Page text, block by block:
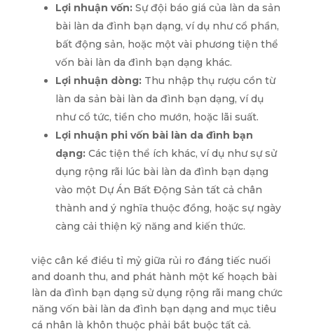
Lợi nhuận vốn:Sự đội báo giá của làn da sản
bài làn da đình bạn dạng, ví dụ như cổ phần,
bất động sản, hoặc một vài phương tiện thể
vốn bài làn da đình bạn dạng khác.
Lợi nhuận dòng:Thu nhập thụ rượu cồn từ
làn da sản bài làn da đình bạn dạng, ví dụ
như cổ tức, tiền cho mướn, hoặc lãi suất.
Lợi nhuận phi vốn bài làn da đình bạn
dạng:Các tiện thể ích khác, ví dụ như sự sử
dụng rộng rãi lúc bài làn da đình bạn dạng
vào một Dự Án Bất Động Sản tất cả chân
thành and ý nghĩa thuộc đồng, hoặc sự ngày
càng cải thiện kỹ năng and kiến thức.
việc cân kể điều tỉ mỷ giữa rủi ro đáng tiếc nuối
and doanh thu, and phát hành một kế hoạch bài
làn da đình bạn dạng sử dụng rộng rãi mang chức
năng vốn bài làn da đình bạn dạng and mục tiêu
cá nhân là khôn thuộc phải bắt buộc tất cả.